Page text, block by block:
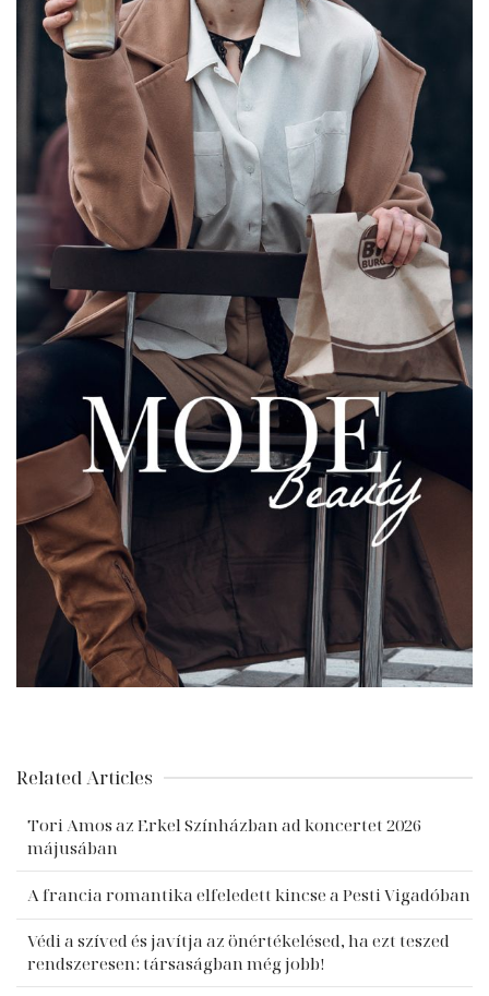
Related Articles
Tori Amos az Erkel Színházban ad koncertet 2026
májusában
A francia romantika elfeledett kincse a Pesti Vigadóban
Védi a szíved és javítja az önértékelésed, ha ezt teszed
rendszeresen: társaságban még jobb!